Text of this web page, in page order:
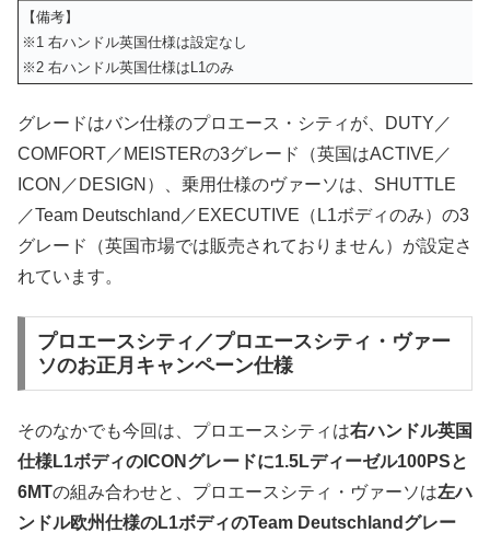
【備考】
※1 右ハンドル英国仕様は設定なし
※2 右ハンドル英国仕様はL1のみ
グレードはバン仕様のプロエース・シティが、DUTY／
COMFORT／MEISTERの3グレード（英国はACTIVE／
ICON／DESIGN）、乗用仕様のヴァーソは、SHUTTLE
／Team Deutschland／EXECUTIVE（L1ボディのみ）の3
グレード（英国市場では販売されておりません）が設定さ
れています。
プロエースシティ／プロエースシティ・ヴァー
ソのお正月キャンペーン仕様
そのなかでも今回は、プロエースシティは右ハンドル英国
仕様L1ボディのICONグレードに1.5Lディーゼル100PSと
6MTの組み合わせと、プロエースシティ・ヴァーソは左ハ
ンドル欧州仕様のL1ボディのTeam Deutschlandグレー